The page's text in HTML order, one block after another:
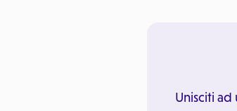
Unisciti